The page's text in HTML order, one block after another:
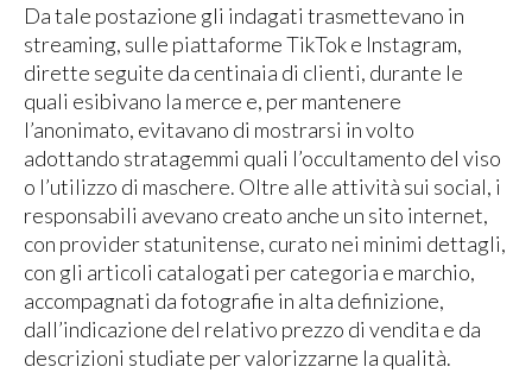
Da tale postazione gli indagati trasmettevano in
streaming, sulle piattaforme TikTok e Instagram,
dirette seguite da centinaia di clienti, durante le
quali esibivano la merce e, per mantenere
l’anonimato, evitavano di mostrarsi in volto
adottando stratagemmi quali l’occultamento del viso
o l’utilizzo di maschere. Oltre alle attività sui social, i
responsabili avevano creato anche un sito internet,
con provider statunitense, curato nei minimi dettagli,
con gli articoli catalogati per categoria e marchio,
accompagnati da fotografie in alta definizione,
dall’indicazione del relativo prezzo di vendita e da
descrizioni studiate per valorizzarne la qualità.